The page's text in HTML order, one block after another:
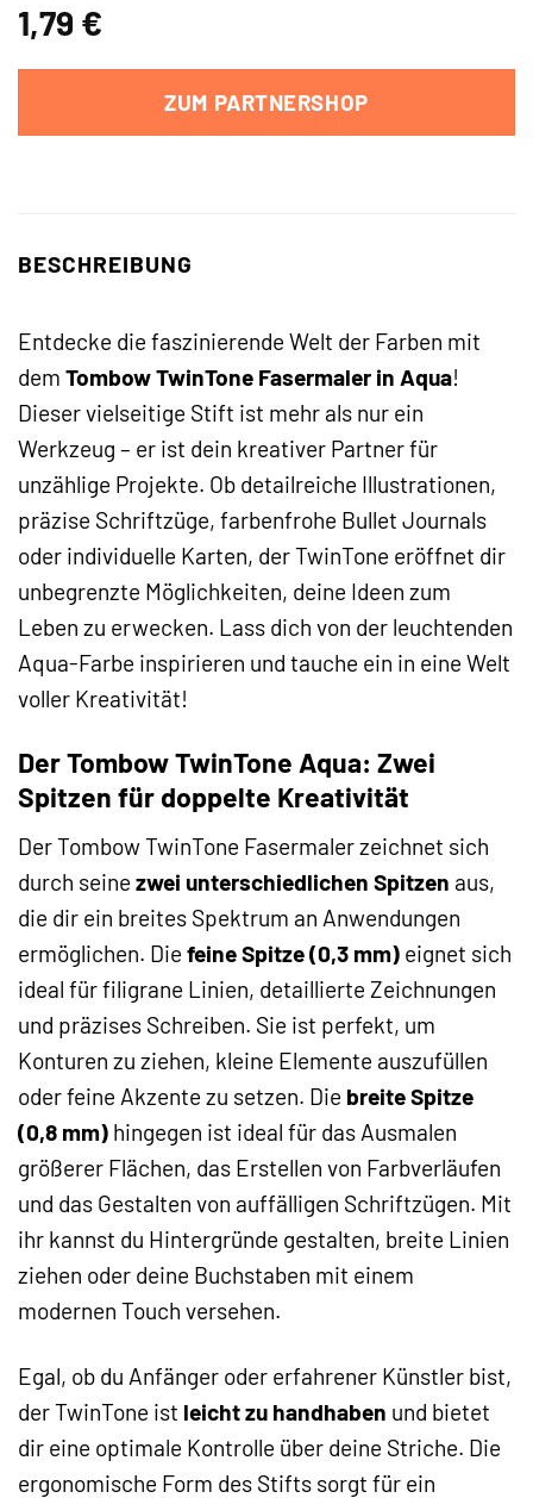
1,79 €
ZUM PARTNERSHOP
BESCHREIBUNG
Entdecke die faszinierende Welt der Farben mit
dem Tombow TwinTone Fasermaler in Aqua!
Dieser vielseitige Stift ist mehr als nur ein
Werkzeug – er ist dein kreativer Partner für
unzählige Projekte. Ob detailreiche Illustrationen,
präzise Schriftzüge, farbenfrohe Bullet Journals
oder individuelle Karten, der TwinTone eröffnet dir
unbegrenzte Möglichkeiten, deine Ideen zum
Leben zu erwecken. Lass dich von der leuchtenden
Aqua-Farbe inspirieren und tauche ein in eine Welt
voller Kreativität!
Der Tombow TwinTone Aqua: Zwei
Spitzen für doppelte Kreativität
Der Tombow TwinTone Fasermaler zeichnet sich
durch seine zwei unterschiedlichen Spitzen aus,
die dir ein breites Spektrum an Anwendungen
ermöglichen. Die feine Spitze (0,3 mm) eignet sich
ideal für filigrane Linien, detaillierte Zeichnungen
und präzises Schreiben. Sie ist perfekt, um
Konturen zu ziehen, kleine Elemente auszufüllen
oder feine Akzente zu setzen. Die breite Spitze
(0,8 mm) hingegen ist ideal für das Ausmalen
größerer Flächen, das Erstellen von Farbverläufen
und das Gestalten von auffälligen Schriftzügen. Mit
ihr kannst du Hintergründe gestalten, breite Linien
ziehen oder deine Buchstaben mit einem
modernen Touch versehen.
Egal, ob du Anfänger oder erfahrener Künstler bist,
der TwinTone ist leicht zu handhaben und bietet
dir eine optimale Kontrolle über deine Striche. Die
ergonomische Form des Stifts sorgt für ein